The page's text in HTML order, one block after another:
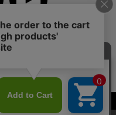
ます。Cookieの使用に同意いた
ご利用案内
ご利用規約
引法
All Rights Reserved.